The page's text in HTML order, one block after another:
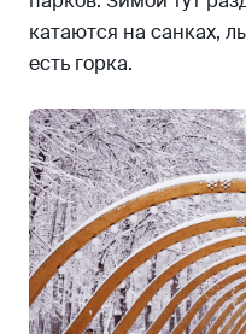
катаются на санках,
есть горка.